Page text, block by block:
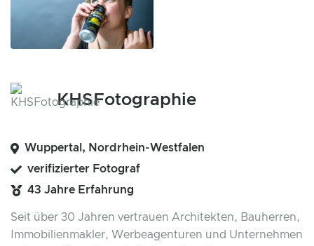
KHSFotographie
Wuppertal, Nordrhein-Westfalen
verifizierter Fotograf
43 Jahre Erfahrung
Seit über 30 Jahren vertrauen Architekten, Bauherren,
Immobilienmakler, Werbeagenturen und Unternehmen